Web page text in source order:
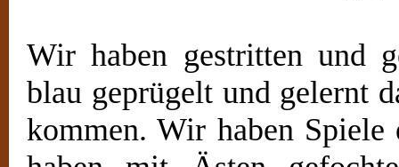
Wir haben gestritten und
blau geprügelt und gelernt
kommen. Wir haben